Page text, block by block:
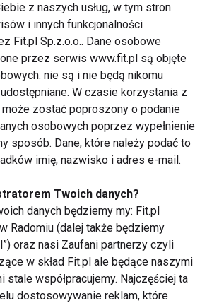
przygotować się na
w karierze.– powiedział Dominik
Polska.
Technogym wyposażenie i
zapewnią sportowcom dostęp
bezpiecznych i efektywnych
przygotowanie motoryczne,
regenerację podczas całego
z naszych usług, w tym stron
i innych funkcjonalności
Fit.pl Sp.z.o.o.. Dane osobowe
przez serwis www.fit.pl są objęte
nie są i nie będą nikomu
W czasie korzystania z
zostać poproszony o podanie
osobowych poprzez wypełnienie
sposób. Dane, które należy podać to
imię, nazwisko i adres e-mail.
Twoich danych?
danych będziemy my: Fit.pl
Radomiu (dalej także będziemy
oraz nasi Zaufani partnerzy czyli
w skład Fit.pl ale będące naszymi
stale współpracujemy. Najczęściej ta
dostosowywanie reklam, które